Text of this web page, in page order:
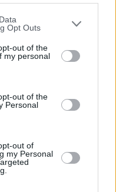
opt-out of the further
personal information
the IAB’s list of
on the IAB’s List of
that may
it to other third parties.
Opt Outs
out of the
my personal
out of the
Personal
out of
my Personal
PRIMAVERA
15 settembre via ai
su Viale Ceccarini